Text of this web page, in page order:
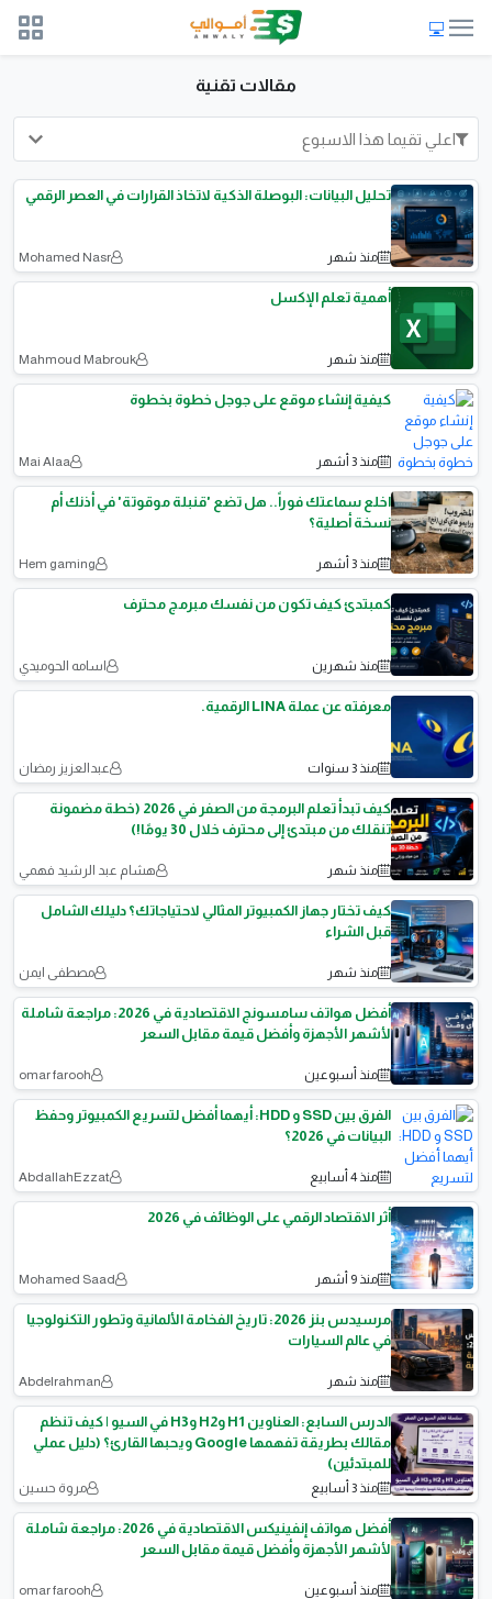
مقالات تقنية
اعلي تقيما هذا الاسبوع
تحليل البيانات: البوصلة الذكية لاتخاذ القرارات في العصر الرقمي
منذ شهر Mohamed Nasr
أهمية تعلم الإكسل
منذ شهر Mahmoud Mabrouk
كيفية إنشاء موقع على جوجل خطوة بخطوة
منذ 3 أشهر Mai Alaa
اخلع سماعتك فوراً.. هل تضع 'قنبلة موقوتة' في أذنك أم
نسخة أصلية؟
منذ 3 أشهر Hem gaming
كمبتدئ كيف تكون من نفسك مبرمج محترف
منذ شهرين اسامه الحوميدي
معرفته عن عملة LINA الرقمية.
منذ 3 سنوات عبدالعزيز رمضان
كيف تبدأ تعلم البرمجة من الصفر في 2026 (خطة مضمونة
تنقلك من مبتدئ إلى محترف خلال 30 يومًا!)
منذ شهر هشام عبد الرشيد فهمي
كيف تختار جهاز الكمبيوتر المثالي لاحتياجاتك؟ دليلك الشامل
قبل الشراء
منذ شهر مصطفى ايمن
أفضل هواتف سامسونج الاقتصادية في 2026: مراجعة شاملة
لأشهر الأجهزة وأفضل قيمة مقابل السعر
منذ أسبوعين omar farooh
الفرق بين SSD و HDD: أيهما أفضل لتسريع الكمبيوتر وحفظ
البيانات في 2026؟
منذ 4 أسابيع AbdallahEzzat
أثر الاقتصاد الرقمي على الوظائف في 2026
منذ 9 أشهر Mohamed Saad
مرسيدس بنز 2026: تاريخ الفخامة الألمانية وتطور التكنولوجيا
في عالم السيارات
منذ شهر Abdelrahman
الدرس السابع: العناوين H1 وH2 وH3 في السيو | كيف تنظم
مقالك بطريقة تفهمها Google ويحبها القارئ؟ (دليل عملي
للمبتدئين)
منذ 3 أسابيع مروة حسين
أفضل هواتف إنفينيكس الاقتصادية في 2026: مراجعة شاملة
لأشهر الأجهزة وأفضل قيمة مقابل السعر
منذ أسبوعين omar farooh